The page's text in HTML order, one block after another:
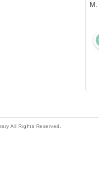
All Rights Reserved.